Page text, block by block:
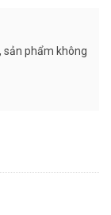
sản phẩm không
số lượng